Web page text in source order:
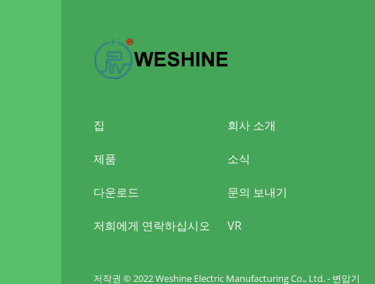
집 회사 소개
제품 소식
다운로드 문의 보내기
저희에게 연락하십시오 VR
저작권 © 2022 Weshine Electric Manufacturing Co., Ltd. - 변압기